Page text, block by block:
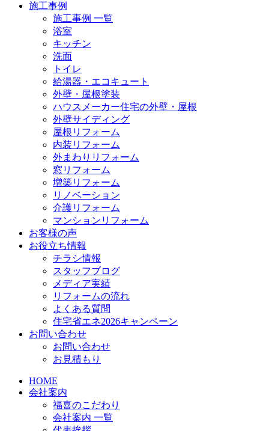
施工事例
施工事例 一覧
浴室
キッチン
洗面
トイレ
給湯器・エコキュート
外壁・屋根塗装
ハウスメーカー住宅の外壁・屋根
外壁サイディング
屋根リフォーム
内装リフォーム
外まわりリフォーム
窓リフォーム
増築リフォーム
リノベーション
介護リフォーム
マンションリフォーム
お客様の声
お役立ち情報
チラシ情報
スタッフブログ
メディア実績
リフォームの流れ
よくある質問
住宅省エネ2026キャンペーン
お問い合わせ
お問い合わせ
お見積もり
HOME
会社案内
福喜のこだわり
会社案内 一覧